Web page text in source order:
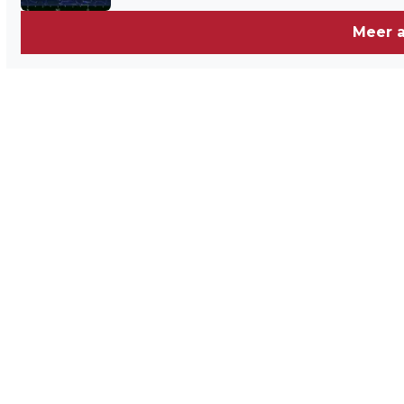
Meer